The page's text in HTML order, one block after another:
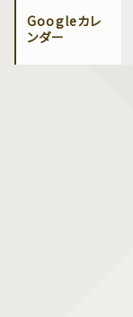
Googleカレ
ンダー